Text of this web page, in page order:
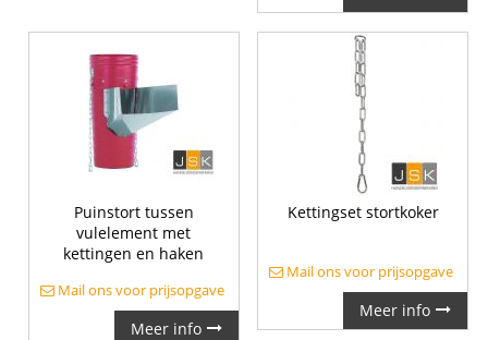
Puinstort tussen
vulelement met
kettingen en haken
Mail ons voor prijsopgave
Meer info
Kettingset stortkoker
Mail ons voor prijsopgave
Meer info